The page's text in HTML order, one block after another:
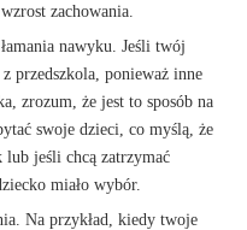
zachowania.
nawyku. Jeśli twój
przedszkola, ponieważ inne
zrozum, że jest to sposób na
swoje dzieci, co myślą, że
lub jeśli chcą zatrzymać
miało wybór.
Na przykład, kiedy twoje